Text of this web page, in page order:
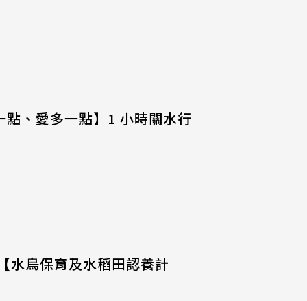
、愛多一點】1 小時關水行
水鳥保育及水稻田認養計